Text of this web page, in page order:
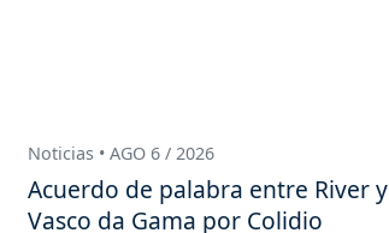
Noticias • AGO 6 / 2026
Acuerdo de palabra entre River y
Vasco da Gama por Colidio